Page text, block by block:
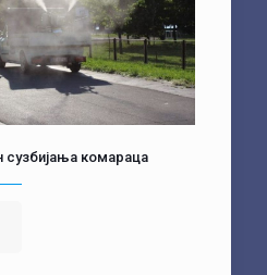
комараца